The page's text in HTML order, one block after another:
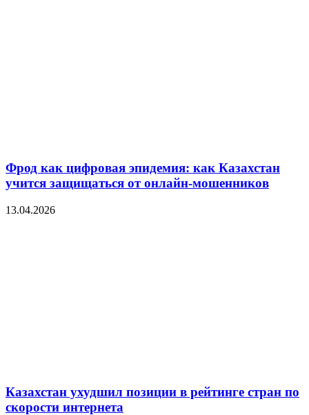
Фрод как цифровая эпидемия: как Казахстан
учится защищаться от онлайн-мошенников
13.04.2026
Казахстан ухудшил позиции в рейтинге стран по
скорости интернета